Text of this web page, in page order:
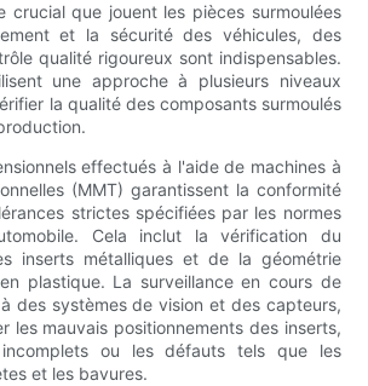
crucial que jouent les pièces surmoulées
et la sécurité des véhicules, des
qualité rigoureux sont indispensables.
une approche à plusieurs niveaux
la qualité des composants surmoulés
effectués à l'aide de machines à
(MMT) garantissent la conformité
strictes spécifiées par les normes
Cela inclut la vérification du
inserts métalliques et de la géométrie
plastique. La surveillance en cours de
des systèmes de vision et des capteurs,
les mauvais positionnements des inserts,
incomplets ou les défauts tels que les
et les bavures.